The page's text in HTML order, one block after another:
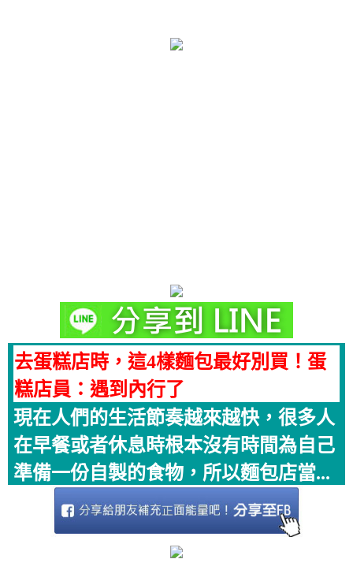
去蛋糕店時，這4樣麵包最好別買！蛋
糕店員：遇到內行了
現在人們的生活節奏越來越快，很多人
在早餐或者休息時根本沒有時間為自己
準備一份自製的食物，所以麵包店當...